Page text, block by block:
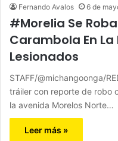
Fernando Avalos 6 de
#Morelia Se
Carambola En
Lesionados
STAFF/@michangoonga/
tráiler con reporte de robo
la avenida Morelos Norte…
Leer más »